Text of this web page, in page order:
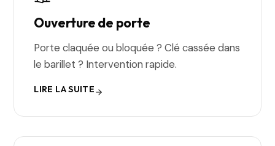
Ouverture de porte
Porte claquée ou bloquée ? Clé cassée dans
le barillet ? Intervention rapide.
LIRE LA SUITE